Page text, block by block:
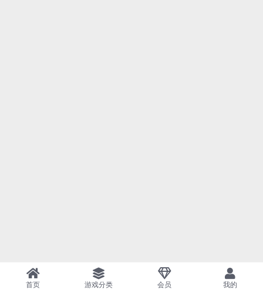
首页 游戏分类 会员 我的